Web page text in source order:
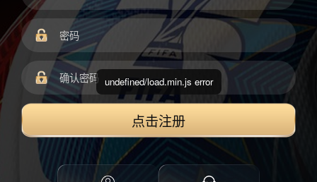
点击注册
undefined/load.min.js error